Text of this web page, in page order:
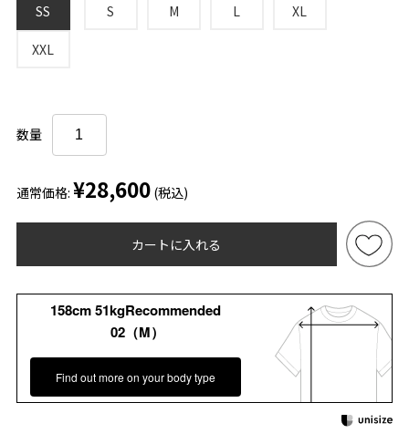
SS S M L XL
XXL
数量
通常価格: ¥28,600 (税込)
カートに入れる
158cm 51kgRecommended
02（M）
Find out more on your body type